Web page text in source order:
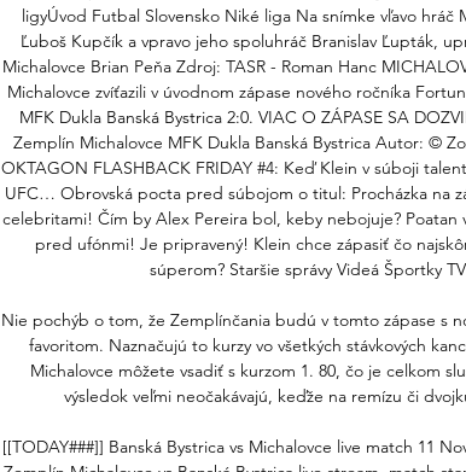
ligyÚvod Futbal Slovensko Niké liga Na snímke vľavo hráč
Ľuboš Kupčík a vpravo jeho spoluhráč Branislav Ľupták,
Michalovce Brian Peňa Zdroj: TASR - Roman Hanc
Michalovce zvíťazili v úvodnom zápase nového ročníka
MFK Dukla Banská Bystrica 2:0. VIAC O ZÁPASE SA
Zemplín Michalovce MFK Dukla Banská Bystrica Autor: ©
OKTAGON FLASHBACK FRIDAY #4: Keď Klein v súboji
UFC… Obrovská pocta pred súbojom o titul: Procházka na
celebritami! Čím by Alex Pereira bol, keby nebojuje? Poatan
pred ufónmi! Je pripravený! Klein chce zápasiť čo
súperom? Staršie správy Videá Športky
Nie pochýb o tom, že Zemplínčania budú v tomto zápase s
favoritom. Naznačujú to kurzy vo všetkých stávkových
Michalovce môžete vsadiť s kurzom 1. 80, čo je celkom
výsledok veľmi neočakávajú, keďže na remízu či
[[TODAY###]] Banská Bystrica vs Michalovce live match 11